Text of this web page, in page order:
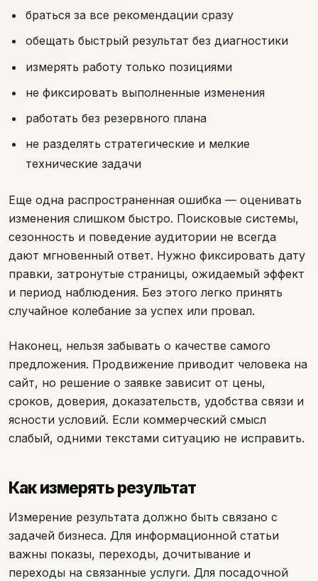
браться за все рекомендации сразу
обещать быстрый результат без диагностики
измерять работу только позициями
не фиксировать выполненные изменения
работать без резервного плана
не разделять стратегические и мелкие
технические задачи
Еще одна распространенная ошибка — оценивать
изменения слишком быстро. Поисковые системы,
сезонность и поведение аудитории не всегда
дают мгновенный ответ. Нужно фиксировать дату
правки, затронутые страницы, ожидаемый эффект
и период наблюдения. Без этого легко принять
случайное колебание за успех или провал.
Наконец, нельзя забывать о качестве самого
предложения. Продвижение приводит человека на
сайт, но решение о заявке зависит от цены,
сроков, доверия, доказательств, удобства связи и
ясности условий. Если коммерческий смысл
слабый, одними текстами ситуацию не исправить.
Как измерять результат
Измерение результата должно быть связано с
задачей бизнеса. Для информационной статьи
важны показы, переходы, дочитывание и
переходы на связанные услуги. Для посадочной